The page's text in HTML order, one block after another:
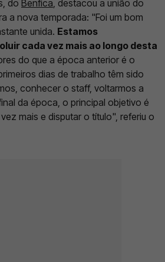
do Benfica , destacou a união do
a nova temporada: "Foi um bom
unida. Estamos
cada vez mais ao longo desta
do que a época anterior é o
dias de trabalho têm sido
conhecer o staff, voltarmos a
da época, o principal objetivo é
mais e disputar o título", referiu o